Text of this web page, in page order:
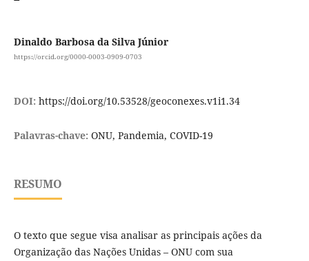
Dinaldo Barbosa da Silva Júnior
https://orcid.org/0000-0003-0909-0703
DOI: https://doi.org/10.53528/geoconexes.v1i1.34
Palavras-chave: ONU, Pandemia, COVID-19
RESUMO
O texto que segue visa analisar as principais ações da
Organização das Nações Unidas – ONU com sua